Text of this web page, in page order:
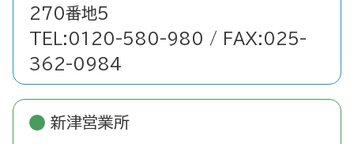
270番地5
TEL:0120-580-980 / FAX:025-
362-0984
新津営業所